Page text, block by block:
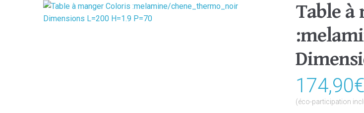
Table à
174,90€
(éco-participation